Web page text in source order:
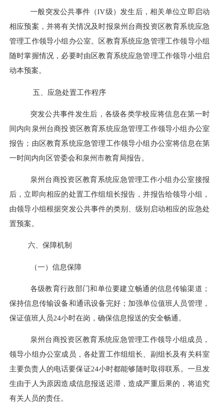
一般突发公共事件（IV级）发生后，相关单位立即启动
相应预案，并将有关情况及时报泉州台商投资区教育系统应急
管理工作领导小组办公室。
区教育系统应急管理工作领导小组
随时掌握情况，必要时由 区教育系统应急管理工作领导小组启
动本预案。
五、应急处置工作程序
突发公共事件发生后， 各级各类学校应将信息在第一时
间内向 泉州台商投资区教育系统应急管理工作领导小组办公室
报告 ； 由区教育系统应急管理工作领导小组办公室将信息在第
一时间内向区管委会和泉州市教育局报告。
泉州台商投资区教育系统应急管理工作小组 办公室接报
后，立即向相应的处置工作组组长报告，并报告给领导小组，
由领导小组根据突发公共事件的类别、级别启动相应的应急处
置预案。
六、保障机制
（一）信息保障
各级教育行政部门和单位要建立畅通的信息传输渠道；
保持信息传输设备和通讯设备完好；加强单位值班人员管理，
保证值班人员24小时在岗，确保信息报送的安全畅通。
泉州台商投资区教育系统应急管理工作领导小组成员，
领导小组办公室成员，各处置工作组组长、副组长及有关科室
主要负责人的电话要保证24小时都能够随时取得联系。一旦发
生由于人为原因造成信息报送迟滞，造成严重后果的，将追究
有关人员的责任。